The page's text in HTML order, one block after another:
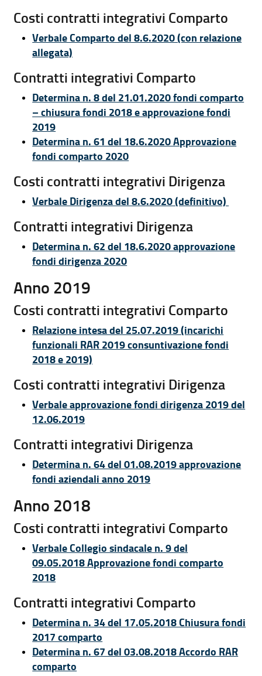
Costi contratti integrativi Comparto
Verbale Comparto del 8.6.2020 (con relazione
allegata)
Contratti integrativi Comparto
Determina n. 8 del 21.01.2020 fondi comparto
– chiusura fondi 2018 e approvazione fondi
2019
Determina n. 61 del 18.6.2020 Approvazione
fondi comparto 2020
Costi contratti integrativi Dirigenza
Verbale Dirigenza del 8.6.2020 (definitivo)
Contratti integrativi Dirigenza
Determina n. 62 del 18.6.2020 approvazione
fondi dirigenza 2020
Anno 2019
Costi contratti integrativi Comparto
Relazione intesa del 25.07.2019 (incarichi
funzionali RAR 2019 consuntivazione fondi
2018 e 2019)
Costi contratti integrativi Dirigenza
Verbale approvazione fondi dirigenza 2019 del
12.06.2019
Contratti integrativi Dirigenza
Determina n. 64 del 01.08.2019 approvazione
fondi aziendali anno 2019
Anno 2018
Costi contratti integrativi Comparto
Verbale Collegio sindacale n. 9 del
09.05.2018 Approvazione fondi comparto
2018
Contratti integrativi Comparto
Determina n. 34 del 17.05.2018 Chiusura fondi
2017 comparto
Determina n. 67 del 03.08.2018 Accordo RAR
comparto